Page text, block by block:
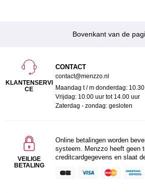
Bovenkant van de
KLANTENSERVI
CE
CONTACT
contact@menzzo.nl
Maandag t / m donderdag:
Vrijdag: 10.00 uur tot 14.00 uur
Zaterdag - zondag: gesloten
VEILIGE
BETALING
Online betalingen worden
systeem. Menzzo heeft geen
creditcardgegevens en slaat